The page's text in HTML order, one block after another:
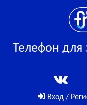
Телефон для
Вход /